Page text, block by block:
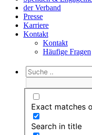
der Verband
Presse
Karriere
Kontakt
Kontakt
Häufige Fragen
Exact matches
Search in title